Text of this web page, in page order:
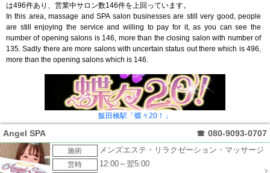
は496件あり、営業中サロン数146件を上回っています。
In this area, massage and SPA salon businesses are still very good, people
are still enjoying the service and willing to pay for it, as you can see the
number of opening salons is 146, more than the closing salon with number of
135. Sadly there are more salons with uncertain status out there which is 496,
more than the opening salons which is 146.
飯田橋駅「蝶々20！」
Angel SPA ☎ 080-9093-0707
施術
メンズエステ・リラクゼーション・マッサージ
営時
12:00～翌5:00